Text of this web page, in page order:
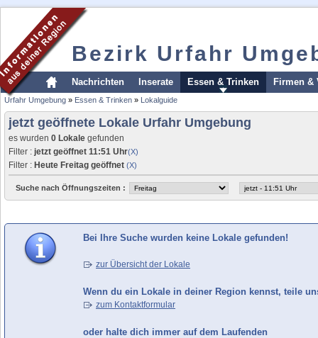
Bezirk Urfahr
Nachrichten Inserate Essen & Trinken Firmen &
Urfahr Umgebung » Essen & Trinken » Lokalguide
jetzt geöffnete Lokale Urfahr Umgebung
es wurden 0 Lokale gefunden
Filter : jetzt geöffnet 11:51 Uhr(X)
Filter : Heute Freitag geöffnet (X)
Suche nach Öffnungszeiten :
Bei Ihre Suche wurden keine Lokale gefunden!
zur Übersicht der Lokale
Wenn du ein Lokale in deiner Region kennst, teile
zum Kontaktformular
oder halte dich immer auf dem Laufenden